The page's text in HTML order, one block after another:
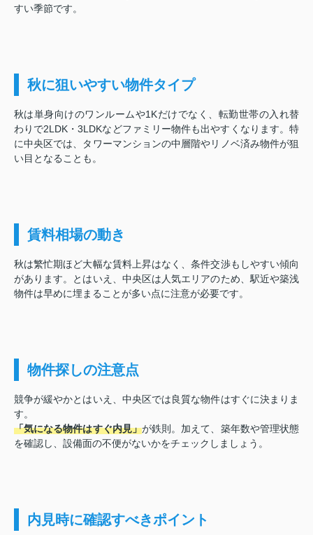
すい季節です。
秋に狙いやすい物件タイプ
秋は単身向けのワンルームや1Kだけでなく、転勤世帯の入れ替
わりで2LDK・3LDKなどファミリー物件も出やすくなります。特
に中央区では、タワーマンションの中層階やリノベ済み物件が狙
い目となることも。
賃料相場の動き
秋は繁忙期ほど大幅な賃料上昇はなく、条件交渉もしやすい傾向
があります。とはいえ、中央区は人気エリアのため、駅近や築浅
物件は早めに埋まることが多い点に注意が必要です。
物件探しの注意点
競争が緩やかとはいえ、中央区では良質な物件はすぐに決まりま
す。
「気になる物件はすぐ内見」が鉄則。加えて、築年数や管理状態
を確認し、設備面の不便がないかをチェックしましょう。
内見時に確認すべきポイント